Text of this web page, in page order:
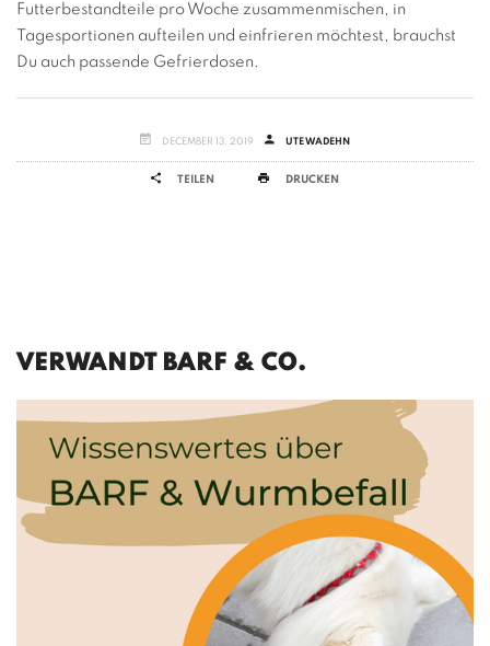
Futterbestandteile pro Woche zusammenmischen, in
Tagesportionen aufteilen und einfrieren möchtest, brauchst
Du auch passende Gefrierdosen.
DECEMBER 13, 2019 UTE WADEHN
TEILEN DRUCKEN
VERWANDT BARF & CO.